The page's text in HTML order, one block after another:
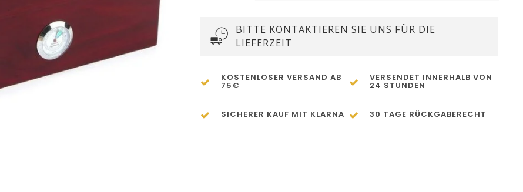
BITTE KONTAKTIEREN SIE UNS FÜR DIE
LIEFERZEIT
KOSTENLOSER VERSAND AB
75€
VERSENDET INNERHALB VON
24 STUNDEN
SICHERER KAUF MIT KLARNA 30 TAGE RÜCKGABERECHT